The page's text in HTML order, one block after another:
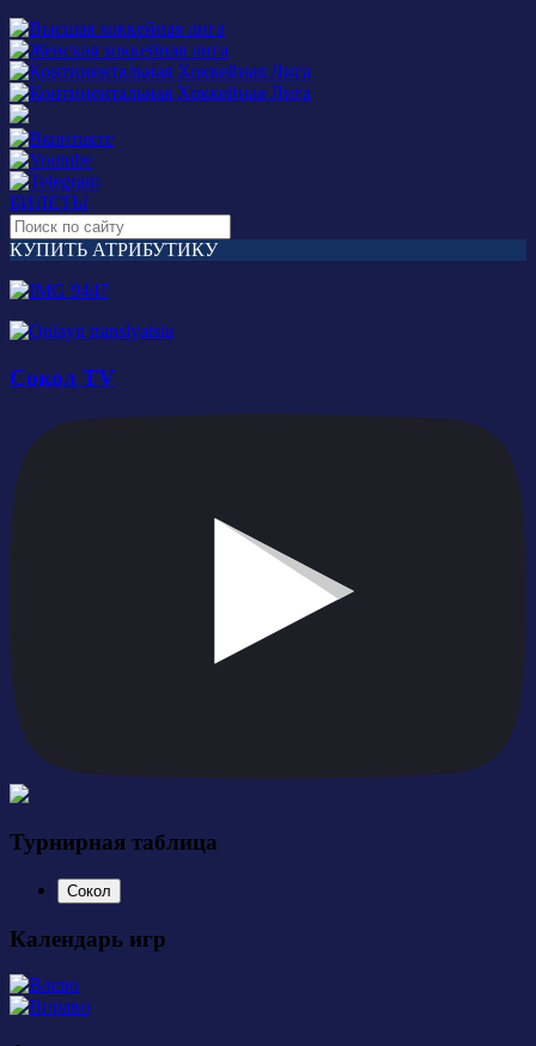
БИЛЕТЫ
КУПИТЬ АТРИБУТИКУ
Сокол TV
Турнирная таблица
Сокол
Календарь игр